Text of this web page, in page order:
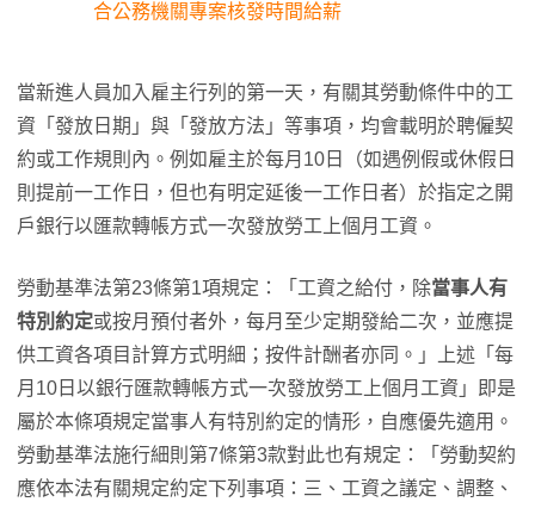
合公務機關專案核發時間給薪
當新進人員加入雇主行列的第一天，有關其勞動條件中的工
資「發放日期」與「發放方法」等事項，均會載明於聘僱契
約或工作規則內。例如雇主於每月10日（如遇例假或休假日
則提前一工作日，但也有明定延後一工作日者）於指定之開
戶銀行以匯款轉帳方式一次發放勞工上個月工資。
勞動基準法第23條第1項規定：「工資之給付，除當事人有
特別約定或按月預付者外，每月至少定期發給二次，並應提
供工資各項目計算方式明細；按件計酬者亦同。」上述「每
月10日以銀行匯款轉帳方式一次發放勞工上個月工資」即是
屬於本條項規定當事人有特別約定的情形，自應優先適用。
勞動基準法施行細則第7條第3款對此也有規定：「勞動契約
應依本法有關規定約定下列事項：三、工資之議定、調整、